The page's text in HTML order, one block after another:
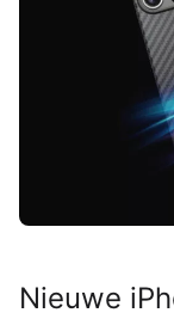
Nieuwe